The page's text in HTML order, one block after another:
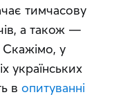
тимчасову
а також —
Скажімо, у
українських
в опитуванні